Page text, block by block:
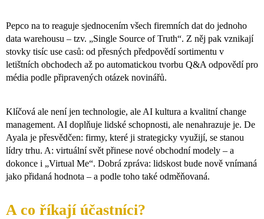
Pepco na to reaguje sjednocením všech firemních dat do jednoho
data warehousu – tzv. „Single Source of Truth“. Z něj pak vznikají
stovky tisíc use casů: od přesných předpovědí sortimentu v
letištních obchodech až po automatickou tvorbu Q&A odpovědí pro
média podle připravených otázek novinářů.
Klíčová ale není jen technologie, ale AI kultura a kvalitní change
management. AI doplňuje lidské schopnosti, ale nenahrazuje je. De
Ayala je přesvědčen: firmy, které ji strategicky využijí, se stanou
lídry trhu. A: virtuální svět přinese nové obchodní modely – a
dokonce i „Virtual Me“. Dobrá zpráva: lidskost bude nově vnímaná
jako přidaná hodnota – a podle toho také odměňovaná.
A co říkají účastníci?